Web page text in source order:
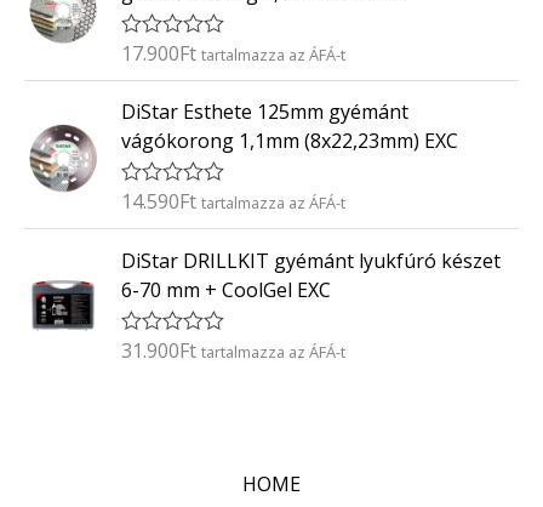
l
é
s
:
/
5
É
é
e
l
s
:
/
5
17.900Ft tartalmazza az ÁFÁ-t
DiStar Esthete 125mm gyémánt
vágókorong 1,1mm (8x22,23mm) EXC
É
é
k
e
l
é
s
14.590Ft tartalmazza az ÁFÁ-t
DiStar DRILLKIT gyémánt lyukfúró készet
6-70 mm + CoolGel EXC
É
31.900Ft tartalmazza az ÁFÁ-t
HOME